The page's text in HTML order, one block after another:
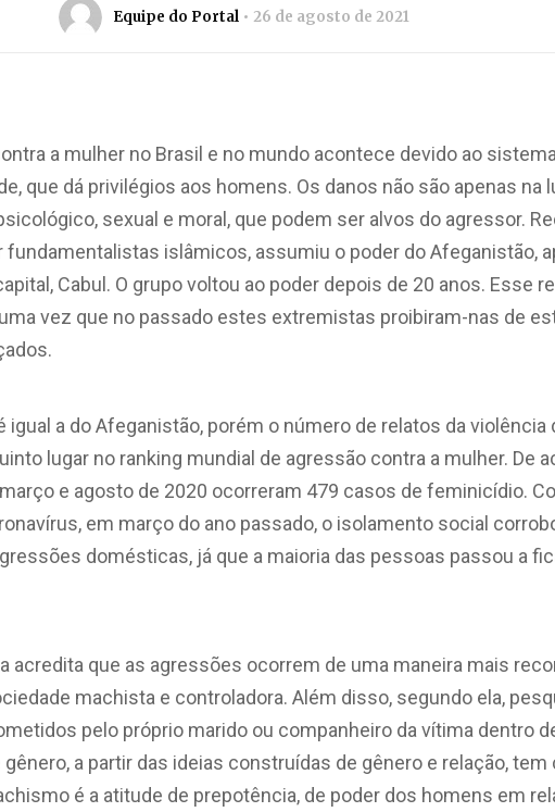
Equipe do Portal 26 de agosto de 2021
a mulher no Brasil e no mundo acontece devido ao
que dá privilégios aos homens. Os danos não são apenas na
sexual e moral, que podem ser alvos do agressor.
fundamentalistas islâmicos, assumiu o poder do Afeganistão,
Cabul. O grupo voltou ao poder depois de 20 anos. Esse
vez que no passado estes extremistas proibiram-nas de
igual a do Afeganistão, porém o número de relatos daviolência
lugar no ranking mundial de agressão contra a mulher. De
e agosto de 2020 ocorreram 479 casos de feminicídio.
em março do ano passado, o isolamento social
domésticas, já que a maioria das pessoas passou a
acredita que as agressões ocorrem de uma maneira mais
machista e controladora. Além disso, segundo ela,
pelo próprio marido ou companheiro da vítima dentro
gênero, a partir das ideias construídas de gênero e relação, tem
é a atitude de prepotência, de poder dos homens em